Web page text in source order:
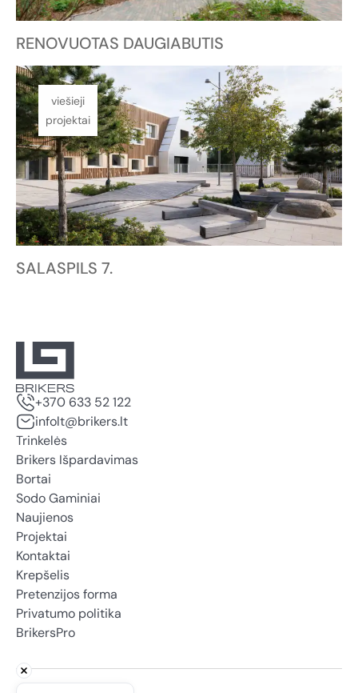
RENOVUOTAS DAUGIABUTIS
viešieji
projektai
SALASPILS 7.
+370 633 52 122
infolt@brikers.lt
Trinkelės
Brikers Išpardavimas
Bortai
Sodo Gaminiai
Naujienos
Projektai
Kontaktai
Krepšelis
Pretenzijos forma
Privatumo politika
BrikersPro